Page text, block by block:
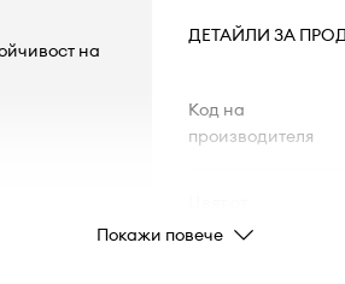
на
ДЕТАЙЛИ ЗА
Код на
производителя
производителя
Покажи повече